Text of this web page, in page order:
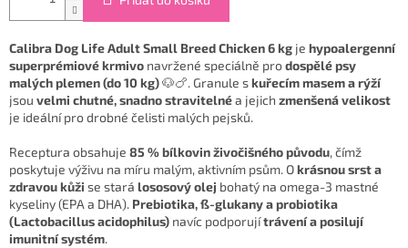
Calibra Dog Life Adult Small Breed Chicken 6 kg je hypoalergenní
superprémiové krmivo navržené speciálně prodospělé psy
malých plemen (do 10 kg)🐶🍗. Granule skuřecím masem a rýží
jsou velmi chutné, snadno stravitelnéa jejich zmenšená velikost
je ideální pro drobné čelisti malých pejsků.
Receptura obsahuje 85 % bílkovin živočišného původu, čímž
poskytuje výživu na míru malým, aktivním psům. Okrásnou srst a
zdravou kůži se stará lososový olej bohatý na omega-3 mastné
kyseliny (EPA a DHA). Prebiotika, ß-glukany a probiotika
(Lactobacillus acidophilus) navíc podporujítrávení a posilují
imunitní systém.